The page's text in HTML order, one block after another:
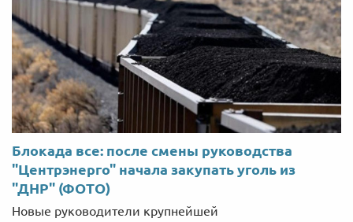
Блокада все: после смены руководства
"Центрэнерго" начала закупать уголь из
"ДНР" (ФОТО)
Новые руководители крупнейшей